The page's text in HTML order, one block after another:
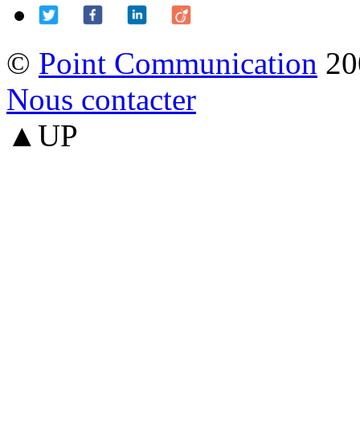
© Point Communication
Nous contacter
▲UP